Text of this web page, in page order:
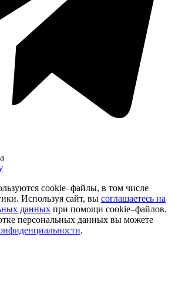
cookie–файлы, в том числе
Используя сайт, вы соглашаетесь на
данных при помощи cookie–файлов.
персональных данных вы можете
.